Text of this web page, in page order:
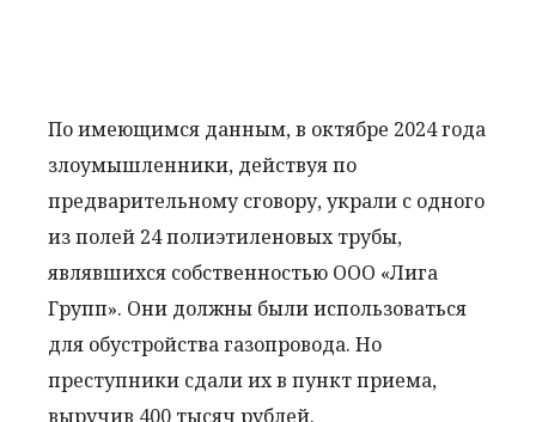
По имеющимся данным, в октябре 2024 года
злоумышленники, действуя по
предварительному сговору, украли с одного
из полей 24 полиэтиленовых трубы,
являвшихся собственностью ООО «Лига
Групп». Они должны были использоваться
для обустройства газопровода. Но
преступники сдали их в пункт приема,
выручив 400 тысяч рублей.